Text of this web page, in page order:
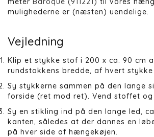
mulighederne er (næsten) uendelige.
Vejledning
Klip et stykke stof i 200 x ca. 90 cm
rundstokkens bredde, af hvert
Sy stykkerne sammen på den lange
forside (ret mod ret). Vend stoffet og
Sy en stikling ind på den lange led,
kanten, således at der dannes en
på hver side af hængekøjen.